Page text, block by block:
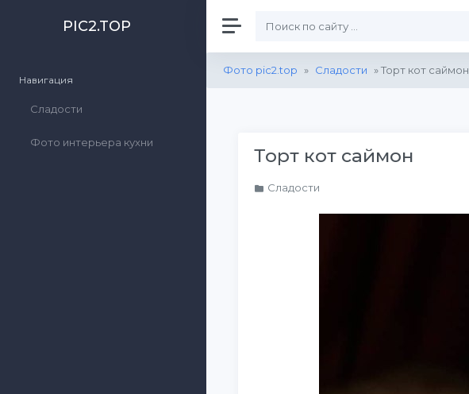
PIC2.TOP
Навигация
Сладости
Фото интерьера кухни
Фото pic2.top » Сладости » Торт кот саймон
Торт кот саймон
Сладости